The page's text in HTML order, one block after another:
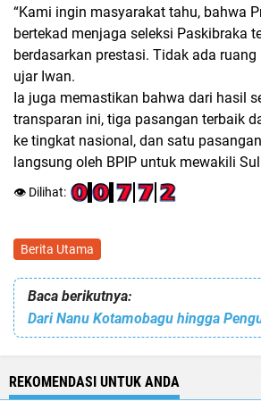
“Kami ingin masyarakat tahu, bahwa
bertekad menjaga seleksi Paskibraka
berdasarkan prestasi. Tidak ada ruang
ujar Iwan.
Ia juga memastikan bahwa dari hasil
transparan ini, tiga pasangan terbaik
ke tingkat nasional, dan satu
langsung oleh BPIP untuk mewakili
👁️ Dilihat:
Berita Utama
Baca berikutnya:
REKOMENDASI UNTUK ANDA